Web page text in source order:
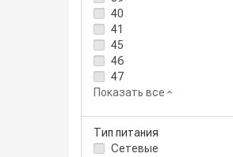
40
41
45
46
47
Показать все
Тип питания
Сетевые